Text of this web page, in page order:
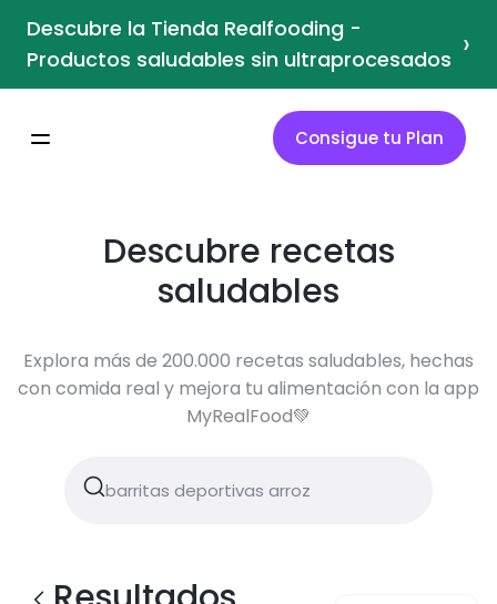
Descubre la Tienda Realfooding -
Productos saludables sin ultraprocesados ›
Consigue tu Plan
Descubre recetas
saludables
Explora más de 200.000 recetas saludables, hechas
con comida real y mejora tu alimentación con la app
MyRealFood💚